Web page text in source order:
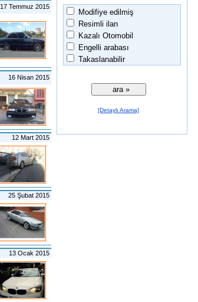
17 Temmuz 2015
16 Nisan 2015
12 Mart 2015
25 Şubat 2015
13 Ocak 2015
Modifiye edilmiş
Resimli ilan
Kazalı Otomobil
Engelli arabası
Takaslanabilir
[Detaylı Arama]